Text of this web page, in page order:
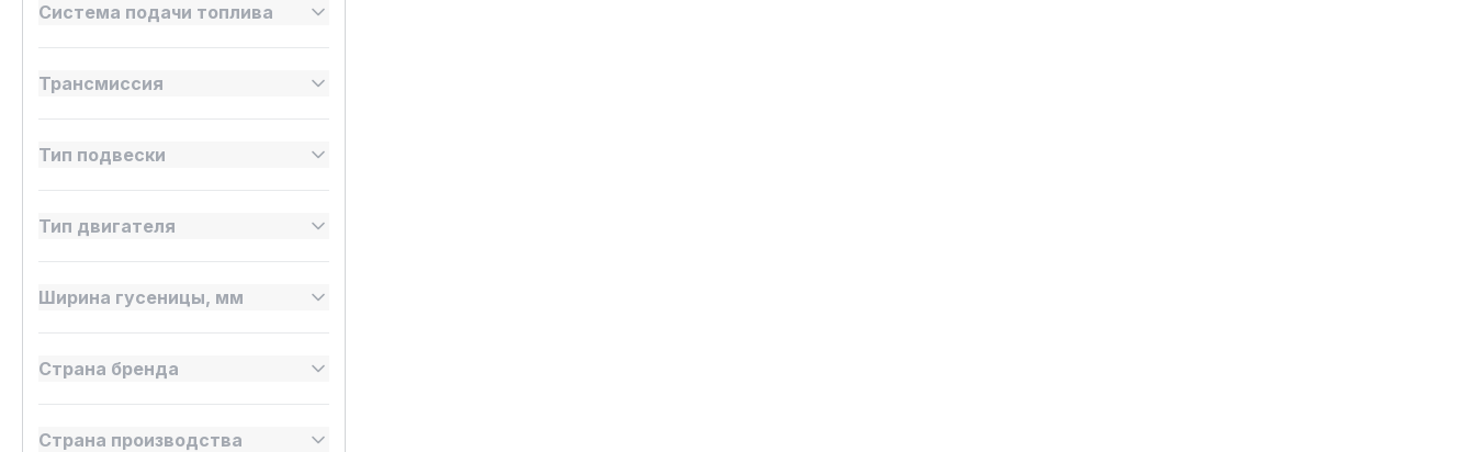
Система подачи топлива
Трансмиссия
Тип подвески
Тип двигателя
Ширина гусеницы, мм
Страна бренда
Страна производства